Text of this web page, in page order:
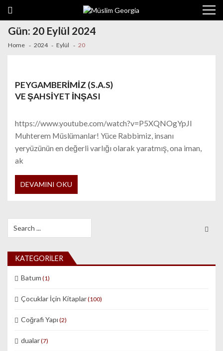
Gün: 20 Eylül 2024
Home 2024 Eylül 20
PEYGAMBERİMİZ (S.A.S)
VE ŞAHSİYET İNŞASI
https://www.youtube.com/watch?v=P5XQNOgYpJI
Muhterem Müslümanlar! Yüce Rabbimiz, insanı
yeryüzünün en değerli varlığı olarak yaratmış, ona iman,
ak
DEVAMINI OKU
KATEGORILER
Batum (1)
Çocuklar İçin Kitaplar(100)
Coğrafi Yapı (2)
dualar(7)